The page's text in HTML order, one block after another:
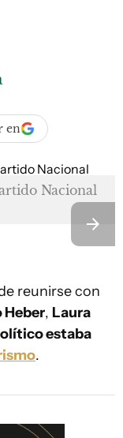
en
Nacional
reunirse con
Heber, Laura
estaba
.